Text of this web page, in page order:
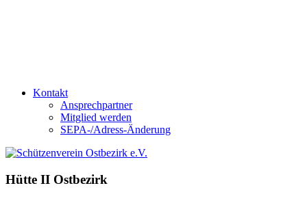
Kontakt
Ansprechpartner
Mitglied werden
SEPA-/Adress-Änderung
Hütte II Ostbezirk